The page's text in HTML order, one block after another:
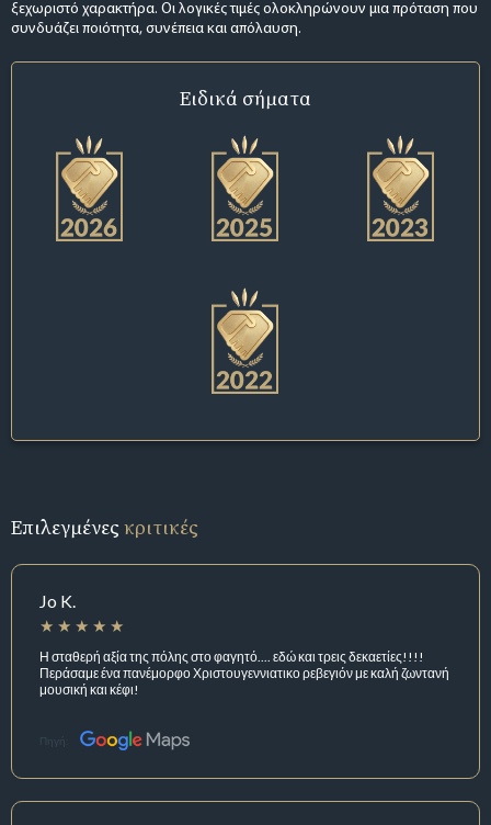
ξεχωριστό χαρακτήρα. Οι λογικές τιμές ολοκληρώνουν μια πρόταση που
συνδυάζει ποιότητα, συνέπεια και απόλαυση.
Ειδικά σήματα
Επιλεγμένεςκριτικές
Jo K.
Η σταθερή αξία της πόλης στο φαγητό.... εδώ και τρεις δεκαετίες!!!!
Περάσαμε ένα πανέμορφο Χριστουγεννιατικο ρεβεγιόν με καλή ζωντανή
μουσική και κέφι!
Πηγή: